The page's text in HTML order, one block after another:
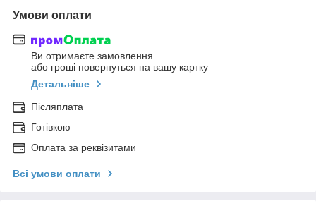
Умови оплати
Ви отримаєте замовлення
або гроші повернуться на вашу картку
Детальніше
Післяплата
Готівкою
Оплата за реквізитами
Всі умови оплати